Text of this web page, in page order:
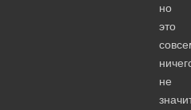
но
это
не